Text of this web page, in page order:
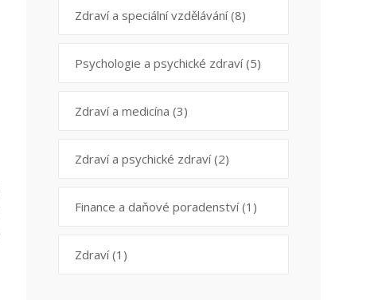
Zdraví a speciální vzdělávání(8)
Psychologie a psychické zdraví(5)
Zdraví a medicína (3)
Zdraví a psychické zdraví(2)
Finance a daňové poradenství(1)
Zdraví(1)